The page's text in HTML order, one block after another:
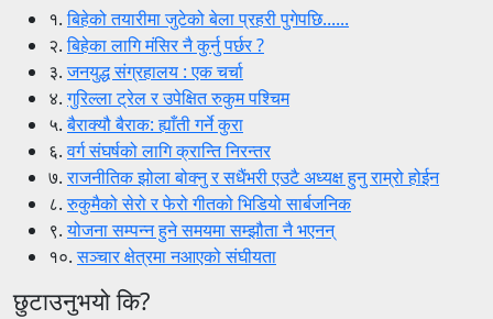
१.बिहेको तयारीमा जुटेको बेला प्रहरी पुगेपछि......
२.बिहेका लागि मंसिर नै कुर्नु पर्छर ?
३.जनयुद्ध संग्रहालय : एक चर्चा
४.गुरिल्ला ट्रेल र उपेक्षित रुकुम पश्चिम
५.बैराक्यौ बैराक: ह्याँती गर्ने कुरा
६.वर्ग संघर्षको लागि क्रान्ति निरन्तर
७.राजनीतिक झोला बोक्नु र सधैंभरी एउटै अध्यक्ष हुनु राम्रो होईन
८.रुकुमैको सेरो र फेरो गीतको भिडियो सार्बजनिक
९.योजना सम्पन्न हुने समयमा सम्झौता नै भएनन्
१०.सञ्चार क्षेत्रमा नआएको संघीयता
छुटाउनुभयो कि?